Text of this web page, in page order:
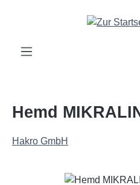
Zum Hauptinhalt springen
Hemd
Hakro GmbH
Bildergalerie überspringen